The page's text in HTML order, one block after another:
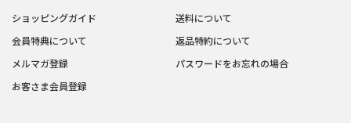
ショッピングガイド
会員特典について
メルマガ登録
お客さま会員登録
送料について
返品特約について
パスワードをお忘れの場合